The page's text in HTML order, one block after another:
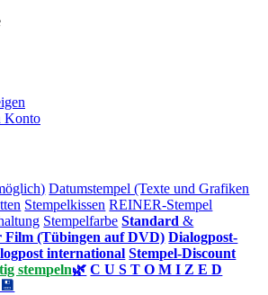
Konto
Datumstempel (Texte und Grafiken
Stempelkissen REINER-Stempel
Stempelfarbe Standard &
Film (Tübingen auf DVD) Dialogpost-
international Stempel-Discount
stempeln🌿 C U S T O M I Z E D